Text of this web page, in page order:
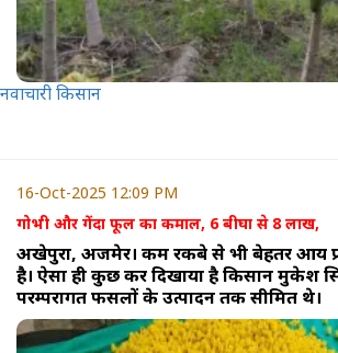
नवाचारी किसान
16-Oct-2025 12:09 PM
गोभी और गेंदा फूल का कमाल, 6 बीघा से 8 लाख,
अखेपुरा, अजमेर। कम रकबे से भी बेहतर आय
है। ऐसा ही कुछ कर दिखाया है किसान मुकेश
परम्परागत फसलों के उत्पादन तक सीमित थे।